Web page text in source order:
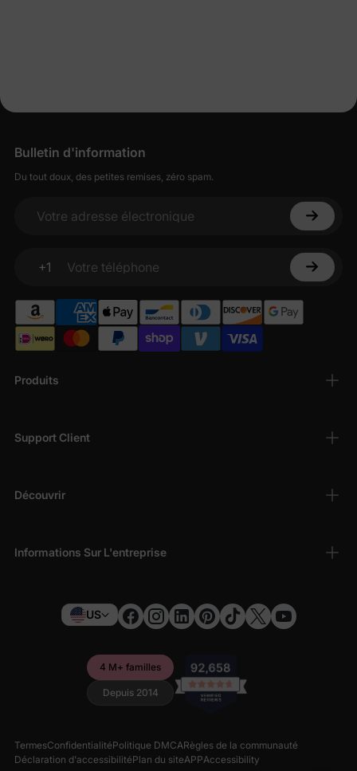
Produits
Support Client
Découvrir
Informations Sur L'entreprise
Bulletin d'information
Du tout doux, des petites remises, zéro spam.
Votre adresse électronique
+1
Votre téléphone
US
4 M+ familles
Depuis 2014
TermesConfidentialitéPolitique DMCARègles de la communauté
Déclaration d'accessibilitéPlan du siteAPPAccessibility